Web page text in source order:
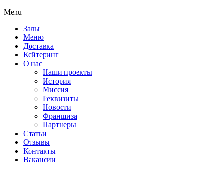
Menu
Залы
Меню
Доставка
Кейтеринг
О нас
Наши проекты
История
Миссия
Реквизиты
Новости
Франшиза
Партнеры
Статьи
Отзывы
Контакты
Вакансии